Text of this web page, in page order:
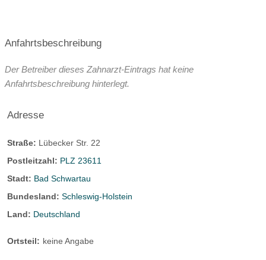
Anfahrtsbeschreibung
Der Betreiber dieses Zahnarzt-Eintrags hat keine
Anfahrtsbeschreibung hinterlegt.
Adresse
Straße: Lübecker Str. 22
Postleitzahl: PLZ 23611
Stadt: Bad Schwartau
Bundesland: Schleswig-Holstein
Land: Deutschland
Ortsteil: keine Angabe